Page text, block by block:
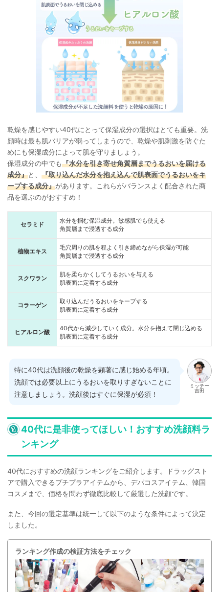
乾燥を感じやすい40代にとって保湿成分の選択はとても重要。洗
顔時は最も肌バリアが弱ってしまうので、乾燥や肌刺激を防ぐた
めにも保湿成分によって肌を守りましょう。
保湿成分の中でも『水分を引き寄せ角質層までうるおいを届ける
成分』と、 『取り込んだ水分を抱え込んで肌表面でうるおいをキ
ープする成分』があります。これらがバランスよく配合された商
品を選ぶのがおすすめ！
セラミド
水分を掴む保湿成分。敏感肌でも使える
角質層まで浸透する成分
植物エキス
毛穴周りの肌を程よく引き締めながら保湿が可能
角質層まで浸透する成分
スクワラン
肌を柔らかくしてうるおいを与える
肌表面に定着する成分
コラーゲン
取り込んだうるおいをキープする
肌表面に定着する成分
ヒアルロン酸
40代から減少していく成分。水分を抱えて閉じ込める
肌表面に定着する成分
ミッチー
吉田
特に40代は洗顔後の乾燥を顕著に感じ始める年頃。
洗顔では必要以上にうるおいを取りすぎないことに
注意しましょう。洗顔後はすぐに保湿が必須！
40代に是非使ってほしい！おすすめ洗顔料ラ
ンキング
40代におすすめの洗顔ランキングをご紹介します。ドラッグスト
アで購入できるプチプラアイテムから、デパコスアイテム、韓国
コスメまで、価格を問わず徹底比較して厳選した洗顔です。
また、今回の選定基準は統一して以下のような条件によって決定
しました。
ランキング作成の検証方法をチェック